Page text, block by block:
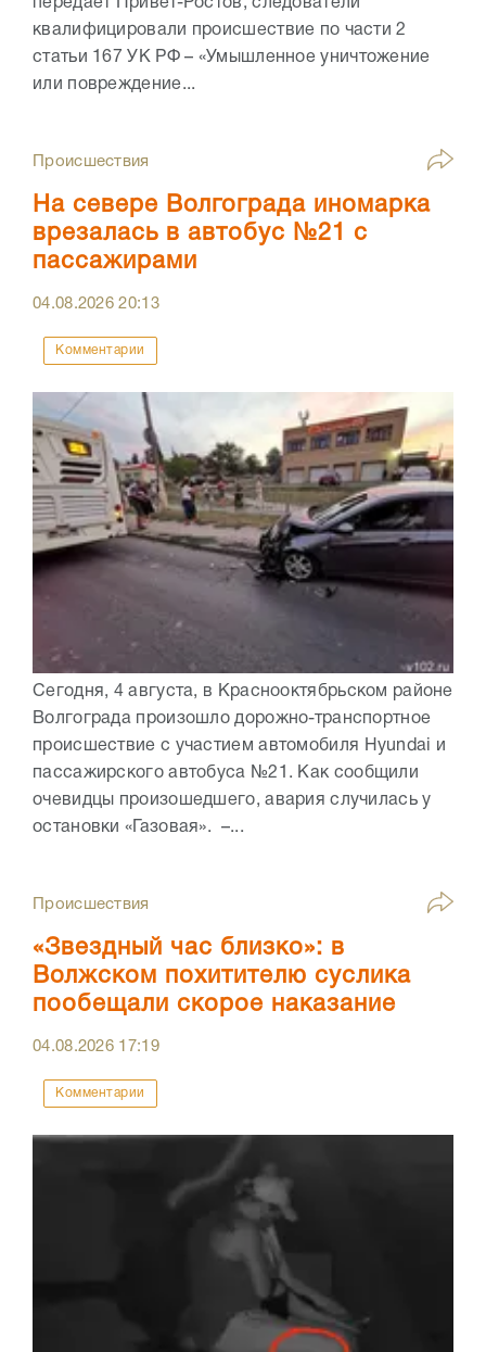
передает Привет-Ростов, следователи
квалифицировали происшествие по части 2
статьи 167 УК РФ – «Умышленное уничтожение
или повреждение...
Происшествия
На севере Волгограда иномарка
врезалась в автобус №21 с
пассажирами
04.08.202620:13
Комментарии
Сегодня, 4 августа, в Краснооктябрьском районе
Волгограда произошло дорожно-транспортное
происшествие с участием автомобиля Hyundai и
пассажирского автобуса №21. Как сообщили
очевидцы произошедшего, авария случилась у
остановки «Газовая». –...
Происшествия
«Звездный час близко»: в
Волжском похитителю суслика
пообещали скорое наказание
04.08.2026 17:19
Комментарии